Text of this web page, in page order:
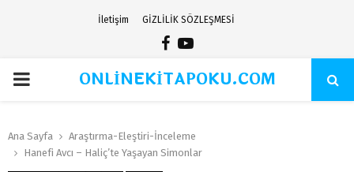
İletişim GİZLİLİK SÖZLEŞMESİ
Facebook
Youtube
PRIMARYONLİNEKİTAPOKU.COM
Ana Sayfa
Araştırma-Eleştiri-İnceleme
Hanefi Avcı – Haliç’te Yaşayan Simonlar